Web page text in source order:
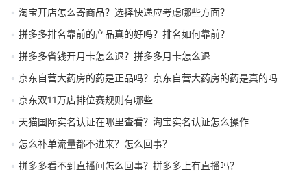
淘宝开店怎么寄商品？选择快递应考虑哪些方面？
拼多多排名靠前的产品真的好吗？排名如何靠前？
拼多多省钱开月卡怎么退？拼多多月卡怎么退
京东自营大药房的药是正品吗？京东自营大药房的药是真的吗
京东双11万店排位赛规则有哪些
天猫国际实名认证在哪里查看？淘宝实名认证怎么操作
怎么补单流量都不进来？怎么回事？
拼多多看不到直播间怎么回事？拼多多上有直播吗？